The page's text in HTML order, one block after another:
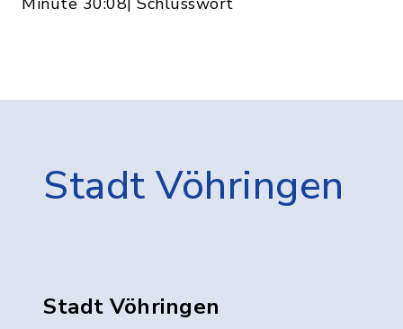
Stadt Vöhringen
Stadt Vöhringen